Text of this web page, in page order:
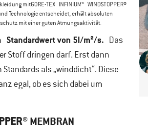
mitGORE-TEX INFINIUM™ WINDSTOPPER®
Technologie entscheidet, erhält absoluten
mit einer guten Atmungsaktivität.
Standardwert von 5l/m²/s. Das
Stoff dringen darf. Erst dann
als „winddicht“. Diese
egal, ob es sich dabei um
PER® MEMBRAN